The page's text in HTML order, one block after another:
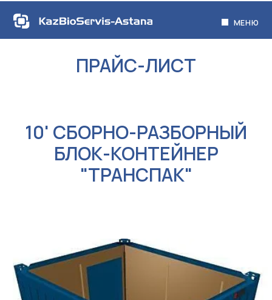
ПРАЙС-ЛИСТ
10' СБОРНО-РАЗБОРНЫЙ
БЛОК-КОНТЕЙНЕР
"ТРАНСПАК"